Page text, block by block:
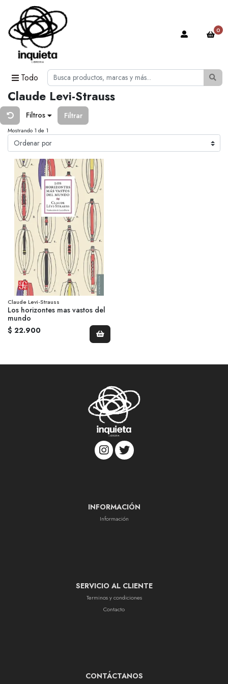
Todo
0
Claude Levi-Strauss
Filtros Filtrar
Mostrando 1 de 1
Claude Levi-Strauss
Los horizontes mas vastos del
mundo
$ 22.900
INFORMACIÓN
Información
SERVICIO AL CLIENTE
Terminos y condiciones
Contacto
CONTÁCTANOS